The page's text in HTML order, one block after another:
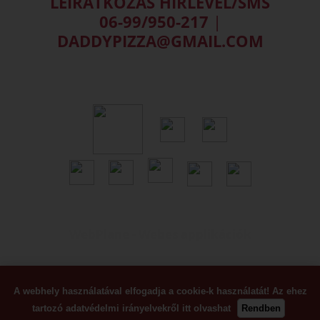
A webhely használatával elfogadja a cookie-k használatát! Az ehez
tartozó adatvédelmi irányelvekről itt olvashat Rendben
06-99/950-217 |
DADDYPIZZA@GMAIL.COM